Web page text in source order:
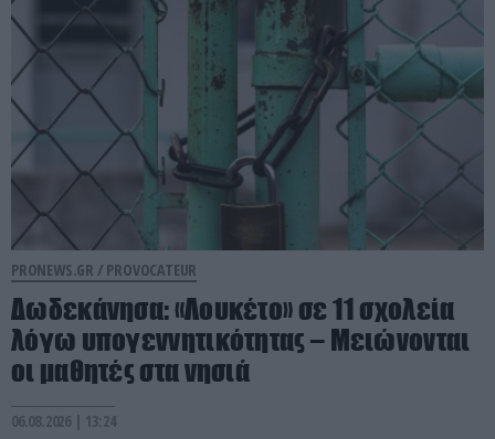
PRONEWS.GR / PROVOCATEUR
Δωδεκάνησα: «Λουκέτο» σε 11 σχολεία
λόγω υπογεννητικότητας – Μειώνονται
οι μαθητές στα νησιά
06.08.2026 | 13:24